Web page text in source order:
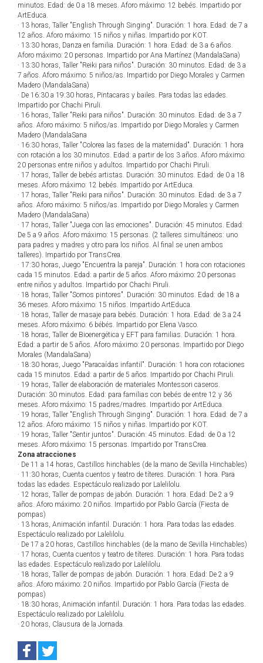
minutos. Edad: de 0 a 18 meses. Aforo máximo: 12 bebés. Impartido por
ArtEduca.
· 13 horas, Taller "English Through Singing". Duración: 1 hora. Edad: de 7 a
12 años. Aforo máximo: 15 niños y niñas. Impartido por KOT.
· 13:30 horas, Danza en familia. Duración: 1 hora. Edad: de 3 a 6 años.
Aforo máximo: 20 personas. Impartido por Ana Martínez (MandalaSana)
· 13:30 horas, Taller "Reiki para niños". Duración: 30 minutos. Edad: de 3 a
7 años. Aforo máximo: 5 niños/as. Impartido por Diego Morales y Carmen
Madero (MandalaSana)
· De 16:30 a 19:30 horas, Pintacaras y bailes. Para todas las edades.
Impartido por Chachi Piruli.
· 16 horas, Taller "Reiki para niños". Duración: 30 minutos. Edad: de 3 a 7
años. Aforo máximo: 5 niños/as. Impartido por Diego Morales y Carmen
Madero (MandalaSana
· 16:30 horas, Taller "Colorea las fases de la maternidad". Duración: 1 hora
con rotación a los 30 minutos. Edad: a partir de los 3 años. Aforo máximo:
20 personas entre niños y adultos. Impartido por Chachi Piruli.
· 17 horas, Taller de bebés artistas. Duración: 30 minutos. Edad: de 0 a 18
meses. Aforo máximo: 12 bebés. Impartido por ArtEduca.
· 17 horas, Taller "Reiki para niños". Duración: 30 minutos. Edad: de 3 a 7
años. Aforo máximo: 5 niños/as. Impartido por Diego Morales y Carmen
Madero (MandalaSana)
· 17 horas, Taller "Juega con las emociones". Duración: 45 minutos. Edad:
De 5 a 9 años. Aforo máximo: 15 personas. (2 talleres simultáneos: uno
para padres y madres y otro para los niños. Al final se unen ambos
talleres). Impartido por TransCrea.
· 17:30 horas, Juego "Encuentra la pareja". Duración: 1 hora con rotaciones
cada 15 minutos. Edad: a partir de 5 años. Aforo máximo: 20 personas
entre niños y adultos. Impartido por Chachi Piruli.
· 18 horas, Taller "Somos pintores". Duración: 30 minutos. Edad: de 18 a
36 meses. Aforo máximo: 15 niños. Impartido ArtEduca.
· 18 horas, Taller de masaje para bebés. Duración: 1 hora. Edad: de 3 a 24
meses. Aforo máximo: 6 bébés. Impartido por Elena Vasco.
· 18 horas, Taller de Bioenergética y EFT para familias. Duración: 1 hora.
Edad: a partir de 5 años. Aforo máximo: 20 personas. Impartido por Diego
Morales (MandalaSana)
· 18:30 horas, Juego "Paracaídas infantil". Duración: 1 hora con rotaciones
cada 15 minutos. Edad: a partir de 5 años. Impartido por Chachi Piruli.
· 19 horas, Taller de elaboración de materiales Montessori caseros.
Duración: 30 minutos. Edad: para familias con bebés de entre 12 y 36
meses. Aforo máximo: 15 padres/madres. Impartido por ArtEduca.
· 19 horas, Taller "English Through Singing". Duración: 1 hora. Edad: de 7 a
12 años. Aforo máximo: 15 niños y niñas. Impartido por KOT.
· 19 horas, Taller "Sentir juntos". Duración: 45 minutos. Edad: de 0 a 12
meses. Aforo máximo: 15 personas. Impartido por TransCrea.
Zona atracciones
· De 11 a 14 horas, Castillos hinchables (de la mano de Sevilla Hinchables)
· 11:30 horas, Cuenta cuentos y teatro de títeres. Duración: 1 hora. Para
todas las edades. Espectáculo realizado por Lalelilolu.
· 12 horas, Taller de pompas de jabón. Duración: 1 hora. Edad: De 2 a 9
años. Aforo máximo: 20 niños. Impartido por Pablo García (Fiesta de
pompas)
· 13 horas, Animación infantil. Duración: 1 hora. Para todas las edades.
Espectáculo realizado por Lalelilolu.
· De 17 a 20 horas, Castillos hinchables (de la mano de Sevilla Hinchables)
· 17 horas, Cuenta cuentos y teatro de títeres. Duración: 1 hora. Para todas
las edades. Espectáculo realizado por Lalelilolu.
· 18 horas, Taller de pompas de jabón. Duración: 1 hora. Edad: De 2 a 9
años. Aforo máximo: 20 niños. Impartido por Pablo García (Fiesta de
pompas)
· 18:30 horas, Animación infantil. Duración: 1 hora. Para todas las edades.
Espectáculo realizado por Lalelilolu.
· 20 horas, Clausura de la Jornada.